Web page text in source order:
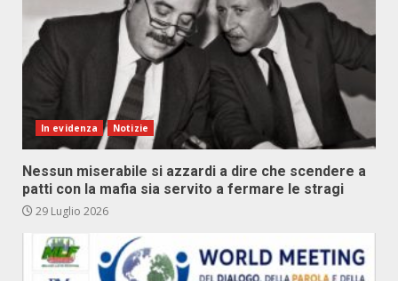
In evidenza Notizie
Nessun miserabile si azzardi a dire che scendere a
patti con la mafia sia servito a fermare le stragi
29 Luglio 2026